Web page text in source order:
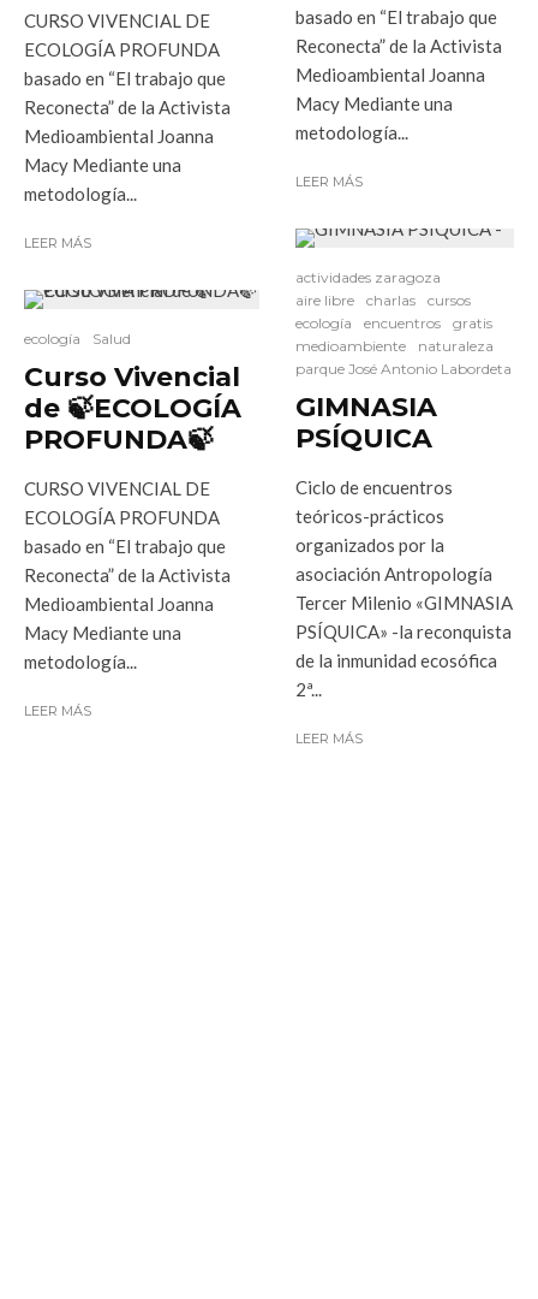
CURSO VIVENCIAL DE
ECOLOGÍA PROFUNDA
basado en “El trabajo que
Reconecta” de la Activista
Medioambiental Joanna
Macy Mediante una
metodología...
LEER MÁS
ecología Salud
Curso Vivencial
de 🍃ECOLOGÍA
PROFUNDA🍃
CURSO VIVENCIAL DE
ECOLOGÍA PROFUNDA
basado en “El trabajo que
Reconecta” de la Activista
Medioambiental Joanna
Macy Mediante una
metodología...
LEER MÁS
basado en “El trabajo que
Reconecta” de la Activista
Medioambiental Joanna
Macy Mediante una
metodología...
LEER MÁS
actividades zaragoza
aire libre
charlas
cursos
ecología
encuentros
gratis
medioambiente
naturaleza
parque José Antonio Labordeta
GIMNASIA
PSÍQUICA
Ciclo de encuentros
teóricos-prácticos
organizados por la
asociación Antropología
Tercer Milenio «GIMNASIA
PSÍQUICA» -la reconquista
de la inmunidad ecosófica
2ª...
LEER MÁS